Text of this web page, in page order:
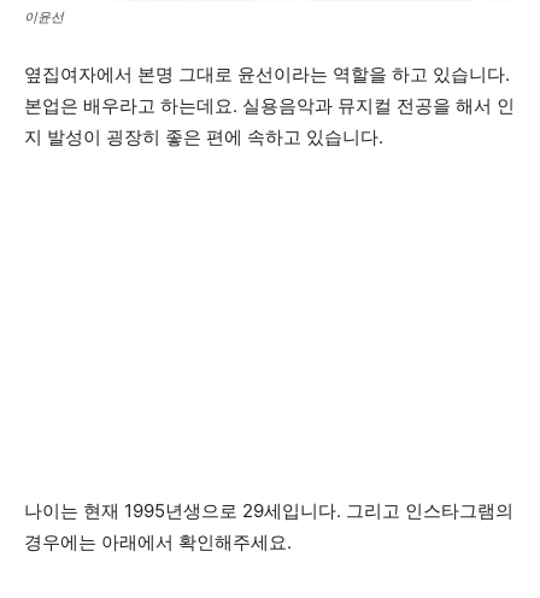
이윤선
옆집여자에서 본명 그대로 윤선이라는 역할을 하고 있습니다.
본업은 배우라고 하는데요. 실용음악과 뮤지컬 전공을 해서 인
지 발성이 굉장히 좋은 편에 속하고 있습니다.
나이는 현재 1995년생으로 29세입니다. 그리고 인스타그램의
경우에는 아래에서 확인해주세요.